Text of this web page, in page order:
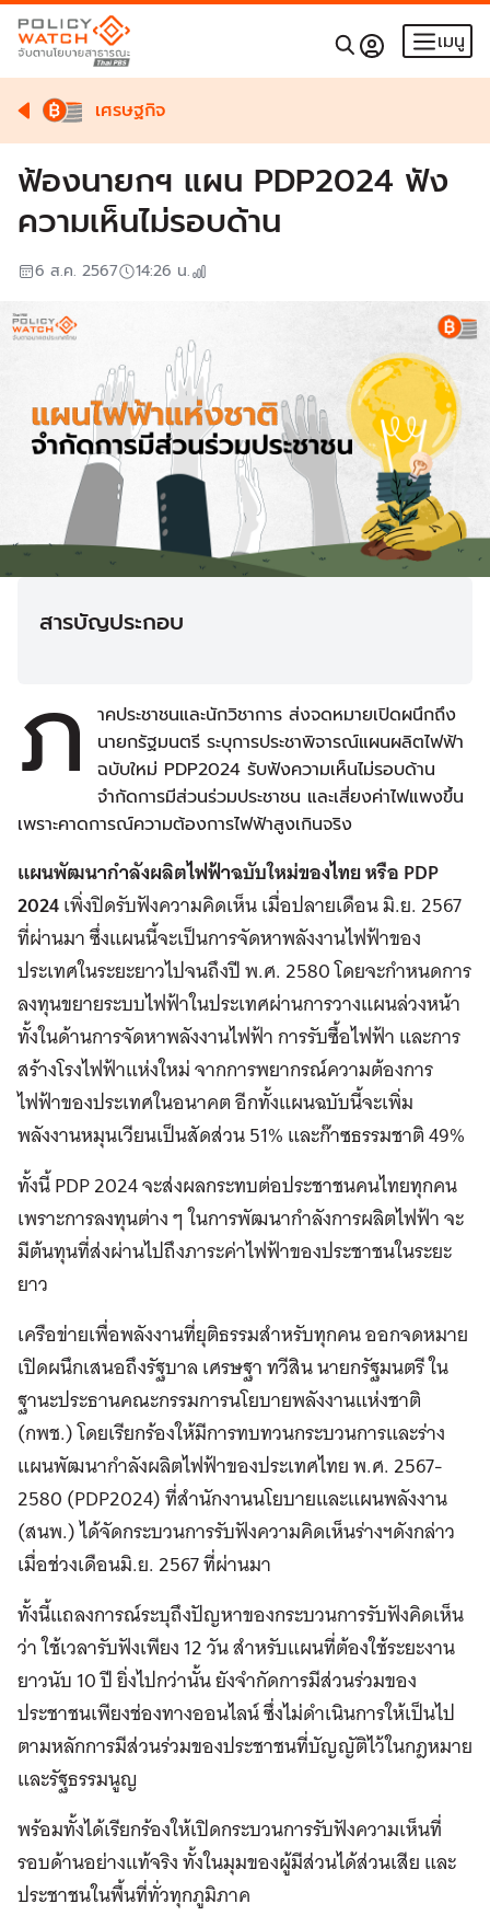
เมนู
เศรษฐกิจ
ฟ้องนายกฯ แผน PDP2024 ฟัง
ความเห็นไม่รอบด้าน
6 ส.ค. 2567 14:26 น.
สารบัญประกอบ
ภ
าคประชาชนและนักวิชาการ ส่งจดหมายเปิดผนึกถึง
นายกรัฐมนตรี ระบุการประชาพิจารณ์แผนผลิตไฟฟ้า
ฉบับใหม่ PDP2024 รับฟังความเห็นไม่รอบด้าน
จำกัดการมีส่วนร่วมประชาชน และเสี่ยงค่าไฟแพงขึ้น
เพราะคาดการณ์ความต้องการไฟฟ้าสูงเกินจริง
แผนพัฒนากำลังผลิตไฟฟ้าฉบับใหม่ของไทย หรือ PDP
2024เพิ่งปิดรับฟังความคิดเห็น เมื่อปลายเดือน มิ.ย. 2567
ที่ผ่านมา ซึ่งแผนนี้จะเป็นการจัดหาพลังงานไฟฟ้าของ
ประเทศในระยะยาวไปจนถึงปี พ.ศ. 2580 โดยจะกำหนดการ
ลงทุนขยายระบบไฟฟ้าในประเทศผ่านการวางแผนล่วงหน้า
ทั้งในด้านการจัดหาพลังงานไฟฟ้า การรับซื้อไฟฟ้า และการ
สร้างโรงไฟฟ้าแห่งใหม่ จากการพยากรณ์ความต้องการ
ไฟฟ้าของประเทศในอนาคต อีกทั้งแผนฉบับนี้จะเพิ่ม
พลังงานหมุนเวียนเป็นสัดส่วน 51% และก๊าซธรรมชาติ 49%
ทั้งนี้ PDP 2024 จะส่งผลกระทบต่อประชาชนคนไทยทุกคน
เพราะการลงทุนต่าง ๆ ในการพัฒนากำลังการผลิตไฟฟ้า จะ
มีต้นทุนที่ส่งผ่านไปถึงภาระค่าไฟฟ้าของประชาชนในระยะ
ยาว
เครือข่ายเพื่อพลังงานที่ยุติธรรมสำหรับทุกคน ออกจดหมาย
เปิดผนึกเสนอถึงรัฐบาล เศรษฐา ทวีสิน นายกรัฐมนตรี ใน
ฐานะประธานคณะกรรมการนโยบายพลังงานแห่งชาติ
(กพช.) โดยเรียกร้องให้มีการทบทวนกระบวนการและร่าง
แผนพัฒนากำลังผลิตไฟฟ้าของประเทศไทย พ.ศ. 2567-
2580 (PDP2024) ที่สำนักงานนโยบายและแผนพลังงาน
(สนพ.) ได้จัดกระบวนการรับฟังความคิดเห็นร่างฯดังกล่าว
เมื่อช่วงเดือนมิ.ย. 2567 ที่ผ่านมา
ทั้งนี้แถลงการณ์ระบุถึงปัญหาของกระบวนการรับฟังคิดเห็น
ว่า ใช้เวลารับฟังเพียง 12 วัน สำหรับแผนที่ต้องใช้ระยะงาน
ยาวนับ 10 ปี ยิ่งไปกว่านั้น ยังจำกัดการมีส่วนร่วมของ
ประชาชนเพียงช่องทางออนไลน์ ซึ่งไม่ดำเนินการให้เป็นไป
ตามหลักการมีส่วนร่วมของประชาชนที่บัญญัติไว้ในกฎหมาย
และรัฐธรรมนูญ
พร้อมทั้งได้เรียกร้องให้เปิดกระบวนการรับฟังความเห็นที่
รอบด้านอย่างแท้จริง ทั้งในมุมของผู้มีส่วนได้ส่วนเสีย และ
ประชาชนในพื้นที่ทั่วทุกภูมิภาค